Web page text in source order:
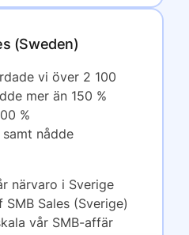
(Sweden)
vi över 2 100
mer än 150 %
%
nådde
närvaro i Sverige
Sales (Sverige)
vår SMB-affär